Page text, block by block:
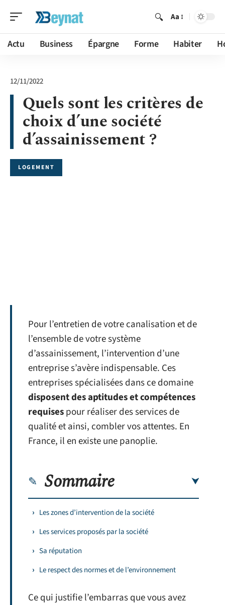
Aa
Actu Business Épargne Forme Habiter
12/11/2022
Quels sont les critères de
choix d’une société
d’assainissement ?
LOGEMENT
Pour l’entretien de votre canalisation et de
l’ensemble de votre système
d’assainissement, l’intervention d’une
entreprise s’avère indispensable. Ces
entreprises spécialisées dans ce domaine
disposent des aptitudes et compétences
requisespour réaliser des services de
qualité et ainsi, combler vos attentes. En
France, il en existe une panoplie.
Sommaire
Les zones d’intervention de la société
Les services proposés par la société
Sa réputation
Le respect des normes et de l’environnement
Ce qui justifie l’embarras que vous avez